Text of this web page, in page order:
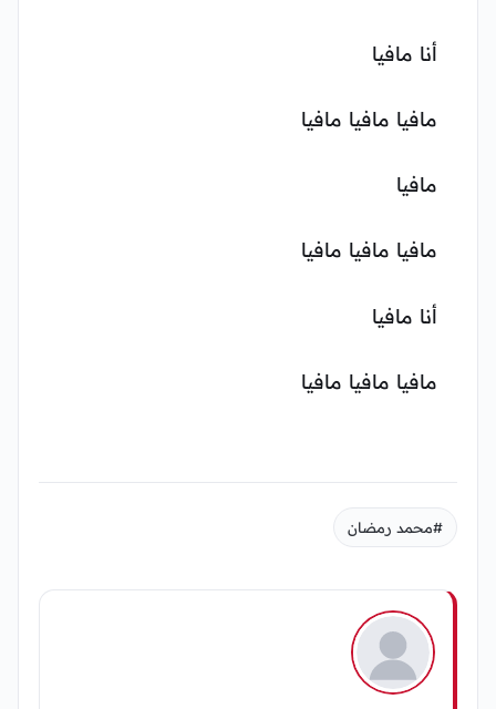
أنا مافيا
مافيا مافيا مافيا
مافيا
مافيا مافيا مافيا
أنا مافيا
مافيا مافيا مافيا
#محمد رمضان